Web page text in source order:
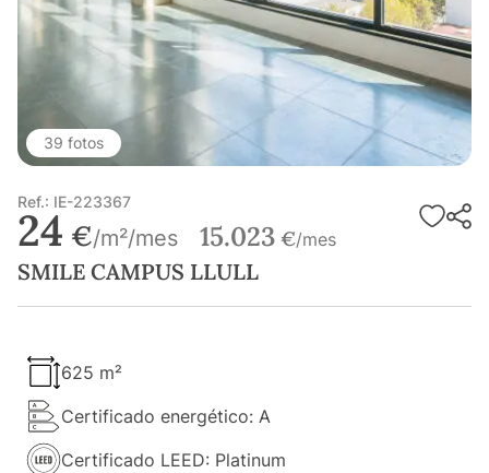
39 fotos
Ref.: IE-223367
24 €/m²/mes 15.023 €/mes
SMILE CAMPUS LLULL
625 m²
Certificado energético: A
Certificado LEED: Platinum